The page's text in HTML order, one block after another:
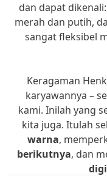
dan dapat
merah dan putih,
sangat fleksibel
Keragaman
karyawannya –
kami. Inilah yang
kita juga. Itulah
warna,
berikutnya, dan